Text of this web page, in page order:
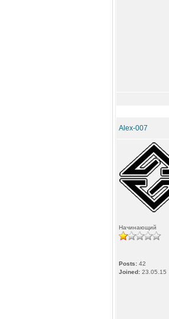
Alex-007
Начинающий
Posts: 42
Joined: 23.05.15